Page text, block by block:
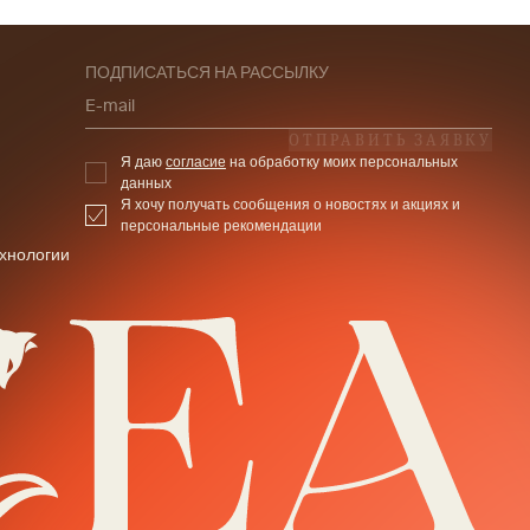
ПОДПИСАТЬСЯ НА РАССЫЛКУ
E-mail
ОТПРАВИТЬ ЗАЯВКУ
Я даю согласие на обработку моих персональных
данных
Я хочу получать сообщения о новостях и акциях и
персональные рекомендации